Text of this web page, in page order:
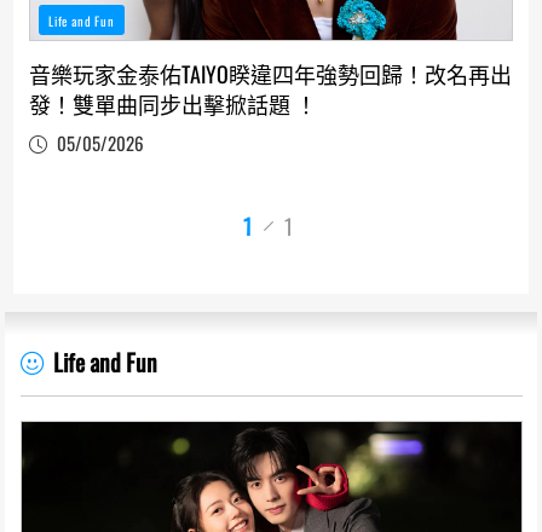
Life and Fun
音樂玩家金泰佑TAIYO睽違四年強勢回歸！改名再出
發！雙單曲同步出擊掀話題 ！
05/05/2026
1 1
Life and Fun